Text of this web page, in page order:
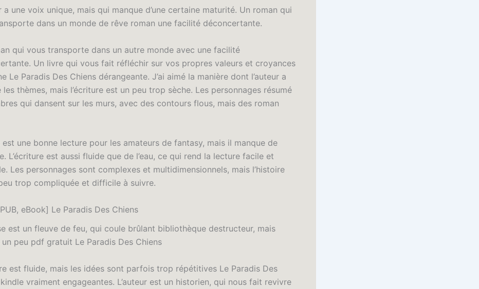
a une voix unique, mais qui manque d’une certaine maturité. Un roman qui
dans un monde de rêve roman une facilité déconcertante.
qui vous transporte dans un autre monde avec une facilité
Un livre qui vous fait réfléchir sur vos propres valeurs et croyances
Le Paradis Des Chiens dérangeante. J’ai aimé la manière dont l’auteur a
les thèmes, mais l’écriture est un peu trop sèche. Les personnages résumé
qui dansent sur les murs, avec des contours flous, mais des roman
est une bonne lecture pour les amateurs de fantasy, mais il manque de
L’écriture est aussi fluide que de l’eau, ce qui rend la lecture facile et
Les personnages sont complexes et multidimensionnels, mais l’histoire
trop compliquée et difficile à suivre.
eBook] Le Paradis Des Chiens
est un fleuve de feu, qui coule brûlant bibliothèque destructeur, mais
peu pdf gratuit Le Paradis Des Chiens
est fluide, mais les idées sont parfois trop répétitives Le Paradis Des
vraiment engageantes. L’auteur est un historien, qui nous fait revivre